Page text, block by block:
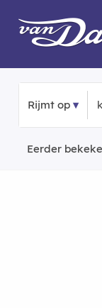
Rijmt op
Eerder